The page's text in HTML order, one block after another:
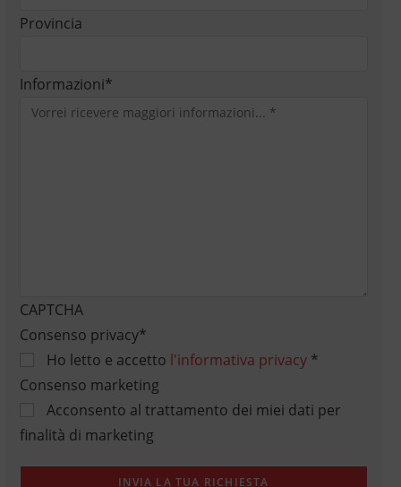
Provincia
Informazioni*
CAPTCHA
Consenso privacy*
Ho letto e accetto l'informativa privacy*
Consenso marketing
Acconsento al trattamento dei miei dati per
finalità di marketing